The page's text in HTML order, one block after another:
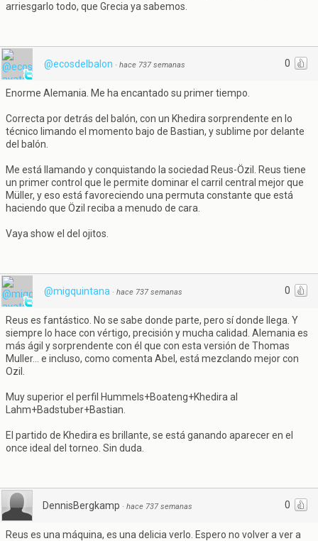
arriesgarlo todo, que Grecia ya sabemos.
0
@ecosdelbalon · hace 737 semanas
Enorme Alemania. Me ha encantado su primer tiempo.
Correcta por detrás del balón, con un Khedira sorprendente en lo
técnico limando el momento bajo de Bastian, y sublime por delante
del balón.
Me está llamando y conquistando la sociedad Reus-Özil. Reus tiene
un primer control que le permite dominar el carril central mejor que
Müller, y eso está favoreciendo una permuta constante que está
haciendo que Özil reciba a menudo de cara.
Vaya show el del ojitos.
0
@migquintana · hace 737 semanas
Reus es fantástico. No se sabe donde parte, pero sí donde llega. Y
siempre lo hace con vértigo, precisión y mucha calidad. Alemania es
más ágil y sorprendente con él que con esta versión de Thomas
Muller... e incluso, como comenta Abel, está mezclando mejor con
Ozil.
Muy superior el perfil Hummels+Boateng+Khedira al
Lahm+Badstuber+Bastian.
El partido de Khedira es brillante, se está ganando aparecer en el
once ideal del torneo. Sin duda.
0
DennisBergkamp · hace 737 semanas
Reus es una máquina, es una delicia verlo. Espero no volver a ver a